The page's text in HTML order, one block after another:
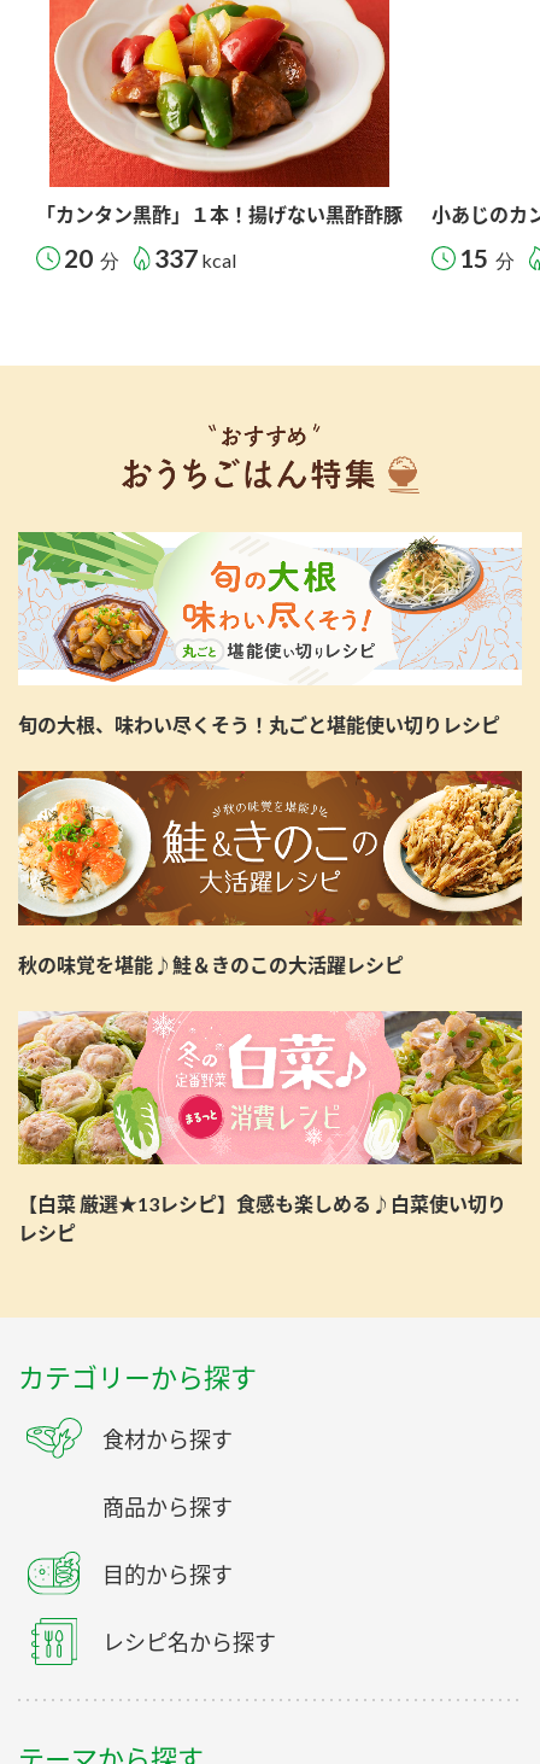
「カンタン黒酢」１本！揚げない黒酢酢豚
20 分 337 kcal
小あじのカ
15 分
旬の大根、味わい尽くそう！丸ごと堪能使い切りレシピ
秋の味覚を堪能♪鮭＆きのこの大活躍レシピ
【白菜 厳選★13レシピ】食感も楽しめる♪白菜使い切り
レシピ
カテゴリーから探す
食材から探す
商品から探す
目的から探す
レシピ名から探す